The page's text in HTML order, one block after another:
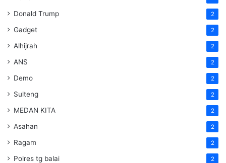
Donald Trump 2
Gadget 2
Alhijrah 2
ANS 2
Demo 2
Sulteng 2
MEDAN KITA 2
Asahan 2
Ragam 2
Polres tg balai 2